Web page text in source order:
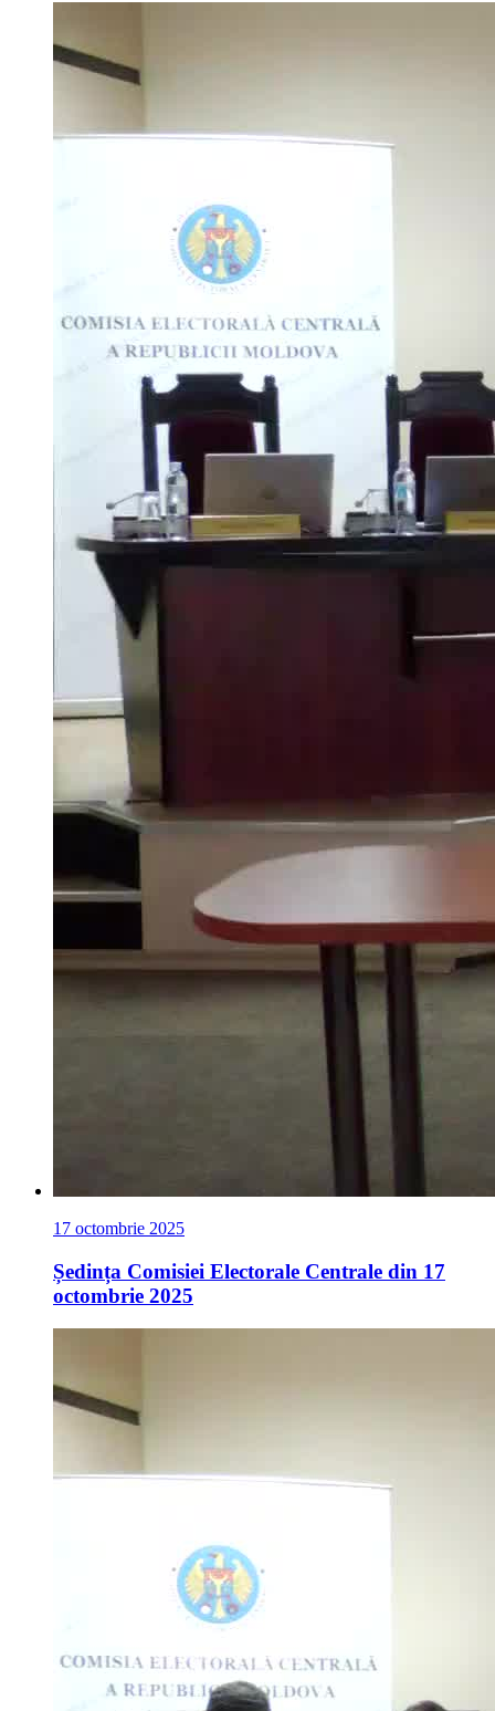
17 octombrie 2025
Ședința Comisiei Electorale Centrale din 17
octombrie 2025